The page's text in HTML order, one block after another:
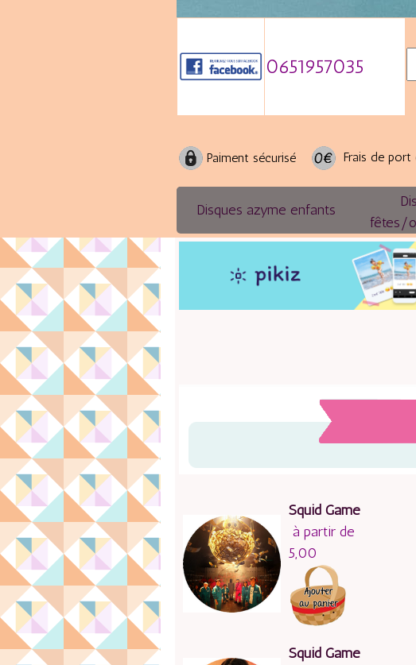
0651957035
Paiment sécurisé Frais de
Disques azyme enfants
fêtes/
Squid Game
à partir de
5,00
Squid Game